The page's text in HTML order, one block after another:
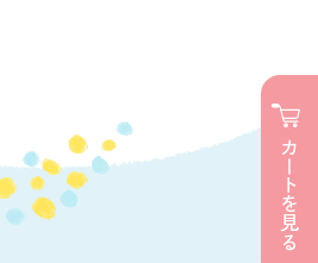
カートを見る